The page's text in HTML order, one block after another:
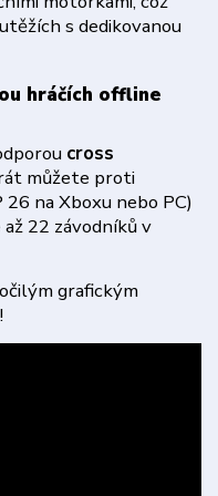
s dedikovanou
hráčích offline
cross
můžete proti
na Xboxu nebo PC)
22 závodníků v
grafickým